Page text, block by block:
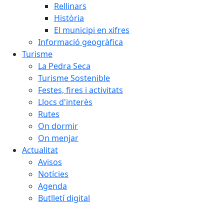
Rellinars
Història
El municipi en xifres
Informació geogràfica
Turisme
La Pedra Seca
Turisme Sostenible
Festes, fires i activitats
Llocs d'interès
Rutes
On dormir
On menjar
Actualitat
Avisos
Notícies
Agenda
Butlletí digital